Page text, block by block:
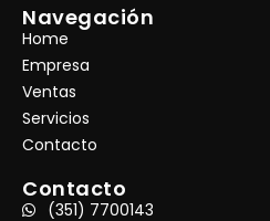
Navegación
Home
Empresa
Ventas
Servicios
Contacto
Contacto
(351) 7700143